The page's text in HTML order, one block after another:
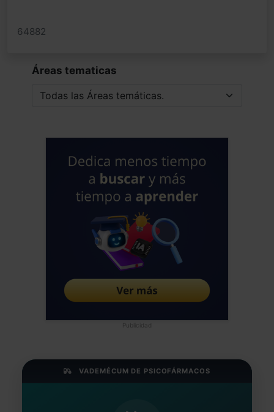
64882
Áreas tematicas
Publicidad
VADEMÉCUM DE PSICOFÁRMACOS